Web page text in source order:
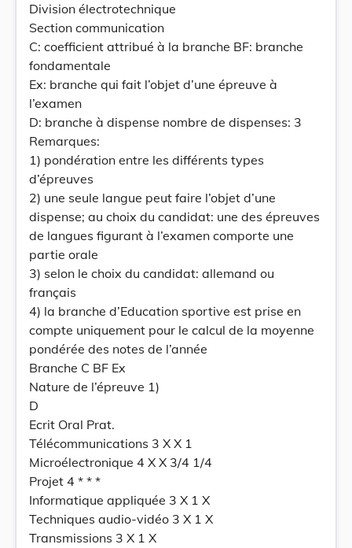
Division électrotechnique
Section communication
C: coefficient attribué à la branche BF: branche
fondamentale
Ex: branche qui fait l’objet d’une épreuve à
l’examen
D: branche à dispense nombre de dispenses: 3
Remarques:
1) pondération entre les différents types
d’épreuves
2) une seule langue peut faire l’objet d’une
dispense; au choix du candidat: une des épreuves
de langues figurant à l’examen comporte une
partie orale
3) selon le choix du candidat: allemand ou
français
4) la branche d’Education sportive est prise en
compte uniquement pour le calcul de la moyenne
pondérée des notes de l’année
Branche C BF Ex
Nature de l’épreuve 1)
D
Ecrit Oral Prat.
Télécommunications 3 X X 1
Microélectronique 4 X X 3/4 1/4
Projet 4 * * *
Informatique appliquée 3 X 1 X
Techniques audio-vidéo 3 X 1 X
Transmissions 3 X 1 X